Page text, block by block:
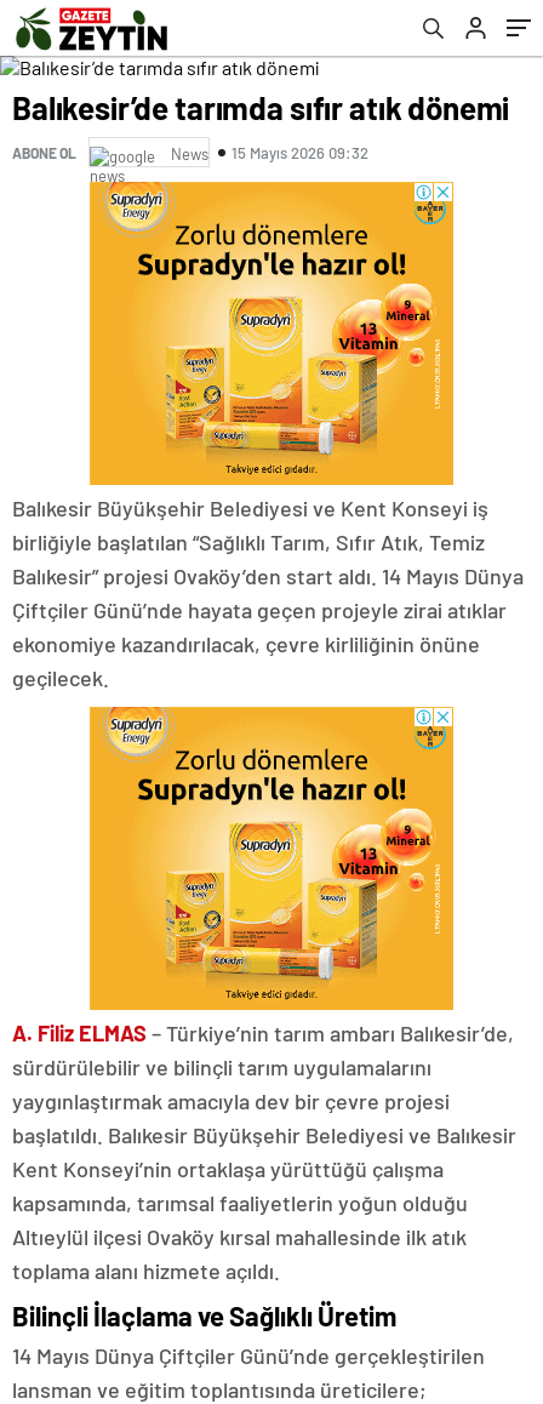
Balıkesir’de tarımda sıfır atık dönemi
ABONE OL News 15 Mayıs 2026 09:32
Balıkesir Büyükşehir Belediyesi ve Kent Konseyi iş
birliğiyle başlatılan “Sağlıklı Tarım, Sıfır Atık, Temiz
Balıkesir” projesi Ovaköy’den start aldı. 14 Mayıs Dünya
Çiftçiler Günü’nde hayata geçen projeyle zirai atıklar
ekonomiye kazandırılacak, çevre kirliliğinin önüne
geçilecek.
A. Filiz ELMAS – Türkiye’nin tarım ambarı Balıkesir’de,
sürdürülebilir ve bilinçli tarım uygulamalarını
yaygınlaştırmak amacıyla dev bir çevre projesi
başlatıldı. Balıkesir Büyükşehir Belediyesi ve Balıkesir
Kent Konseyi’nin ortaklaşa yürüttüğü çalışma
kapsamında, tarımsal faaliyetlerin yoğun olduğu
Altıeylül ilçesi Ovaköy kırsal mahallesinde ilk atık
toplama alanı hizmete açıldı.
Bilinçli İlaçlama ve Sağlıklı Üretim
14 Mayıs Dünya Çiftçiler Günü’nde gerçekleştirilen
lansman ve eğitim toplantısında üreticilere;